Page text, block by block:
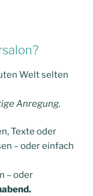
Welt selten
Anregung.
Texte oder
– oder einfach
– oder